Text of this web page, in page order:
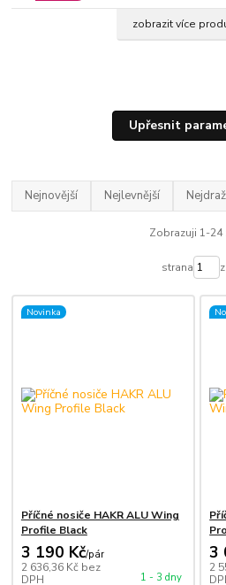
zobrazit více
Upřesnit
Nejnovější Nejlevnější
Zobrazuji 1-24
strana
Novinka
Příčné nosiče HAKR ALU Wing
Profile Black
3 190 Kč/pár
2 636,36 Kč bez
DPH
1 - 3 dny
3
2